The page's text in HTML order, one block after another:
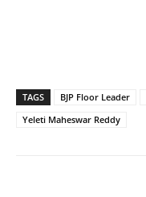
TAGS BJP Floor Leader
Yeleti Maheswar Reddy